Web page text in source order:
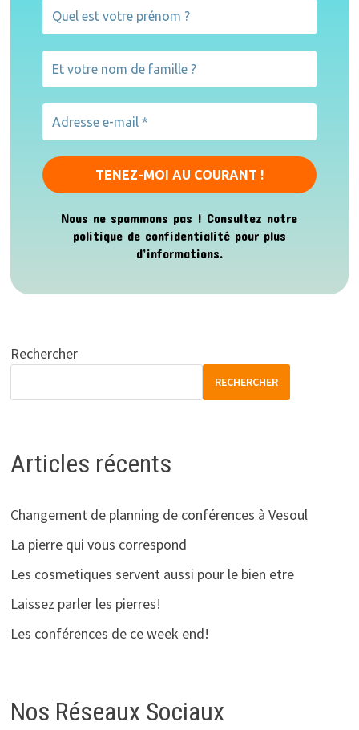
Nous ne spammons pas ! Consultez notre
politique de confidentialitépour plus
d’informations.
Rechercher
RECHERCHER
Articles récents
Changement de planning de conférences à Vesoul
La pierre qui vous correspond
Les cosmetiques servent aussi pour le bien etre
Laissez parler les pierres!
Les conférences de ce week end!
Nos Réseaux Sociaux